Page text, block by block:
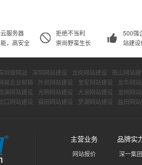
服务器
，高安全
拒绝不当利
崇尚野蛮生长
500强
站建
圳做网站 深圳网站建设 龙岗网站建设 南山网站建
易企业邮箱 外贸网站建设 宝安网站建设 龙华网
澜网站建设 光明网站建设 大浪网站建设 龙岗网
口网站建设 福田网站建设 罗湖网站建设 盐田网
主营业务
网站报价
品牌实
深一集团